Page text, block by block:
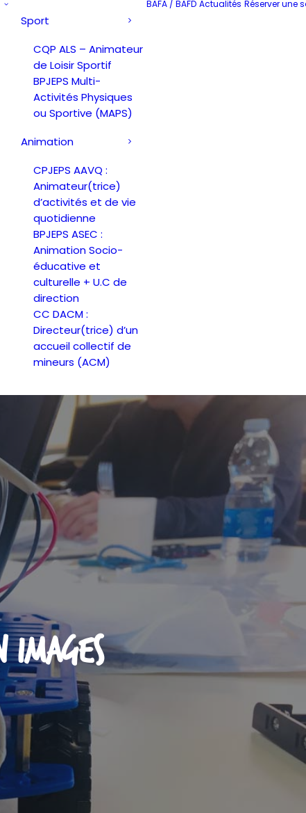
Sport
CQP ALS – Animateur
de Loisir Sportif
BPJEPS Multi-
Activités Physiques
ou Sportive (MAPS)
Animation
CPJEPS AAVQ :
Animateur(trice)
d’activités et de vie
quotidienne
BPJEPS ASEC :
Animation Socio-
éducative et
culturelle + U.C de
direction
CC DACM :
Directeur(trice) d’un
accueil collectif de
mineurs (ACM)
BAFA / BAFD Actualités Réserver une